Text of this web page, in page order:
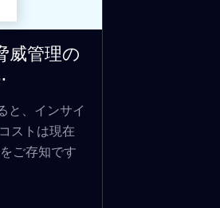
威管理の
と、インサイ
ストは現在
ご存知です